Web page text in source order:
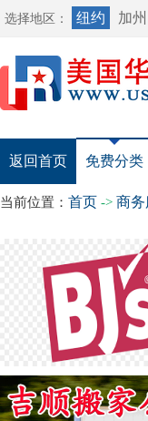
选择地区： 纽约 加州
返回首页 免费分类
当前位置： 首页 -> 商务